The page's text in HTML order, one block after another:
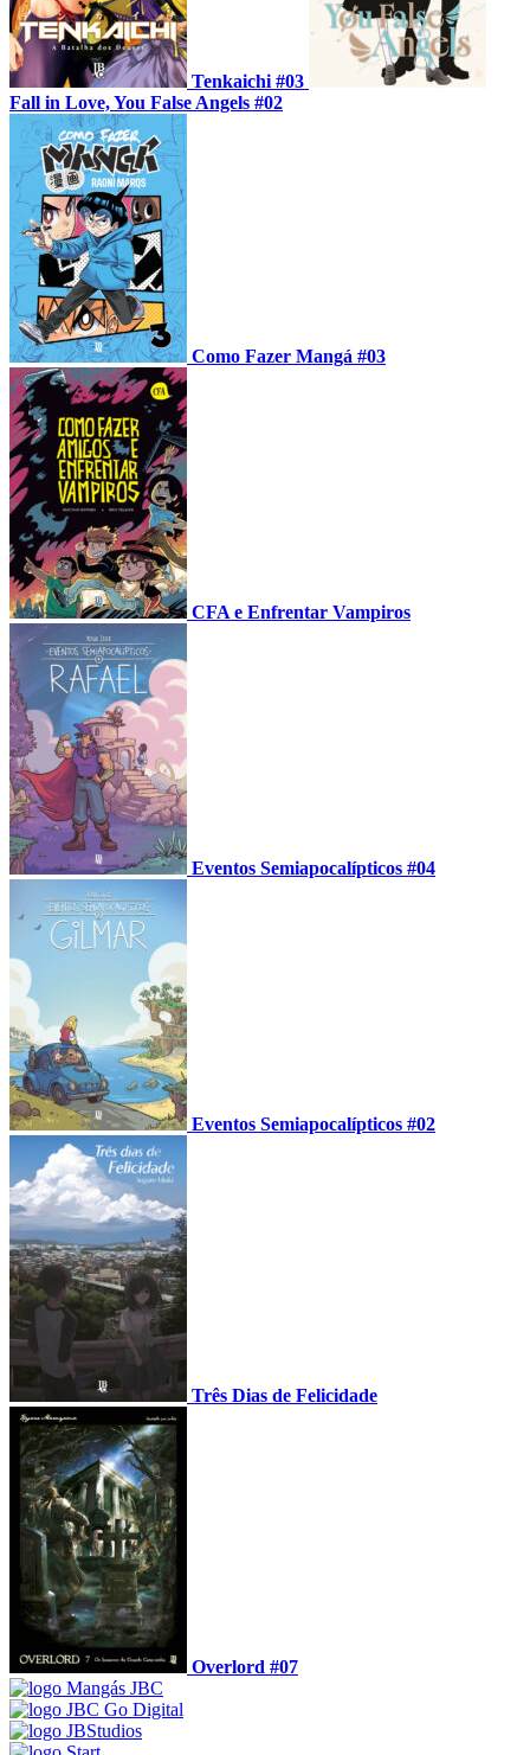
Tenkaichi #03
Fall in Love, You False Angels #02
Como Fazer Mangá #03
CFA e Enfrentar Vampiros
Eventos Semiapocalípticos #04
Eventos Semiapocalípticos #02
Três Dias de Felicidade
Overlord #07